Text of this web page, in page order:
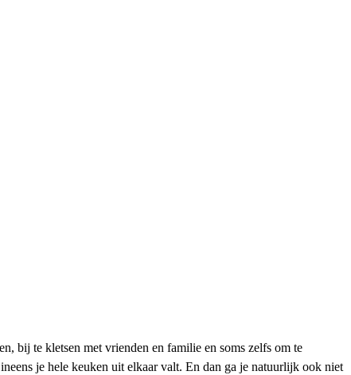
bij te kletsen met vrienden en familie en soms zelfs om te
je hele keuken uit elkaar valt. En dan ga je natuurlijk ook niet